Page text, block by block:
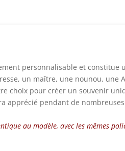
personnalisable et constitue
un maître, une nounou, une
choix pour créer un souvenir
apprécié pendant de nombreuses
au modèle, avec les mêmes